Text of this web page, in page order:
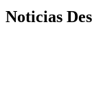
Noticias